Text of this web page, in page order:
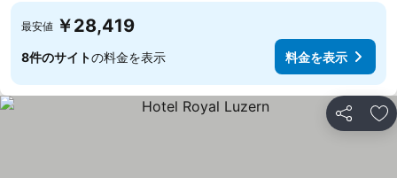
最安値 ￥28,419
8件のサイトの料金を表示 料金を表示
シェア お